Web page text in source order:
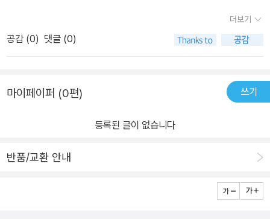
더보기
공감 (0) 댓글 (0)
마이페이퍼 (0편) 쓰기
등록된 글이 없습니다
반품/교환 안내